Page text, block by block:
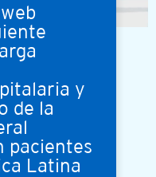
y
de la
pacientes
Latina